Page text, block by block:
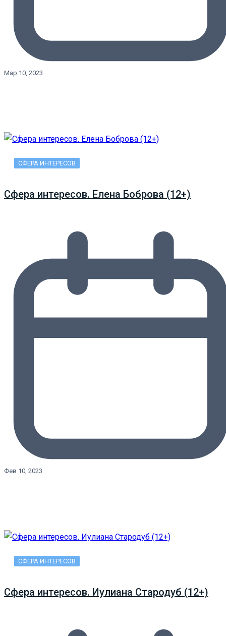
Мар 10, 2023
СФЕРА ИНТЕРЕСОВ
Сфера интересов. Елена Боброва (12+)
Фев 10, 2023
СФЕРА ИНТЕРЕСОВ
Сфера интересов. Иулиана Стародуб (12+)